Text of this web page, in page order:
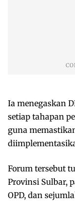
Ia menegaskan
setiap tahapan
guna
Forum tersebut
Provinsi Sulbar,
OPD, dan